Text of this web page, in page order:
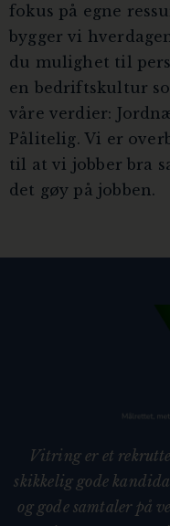
fokus på egne
bygger vi
du mulighet til
en bedriftskultur
våre verdier:
Pålitelig. Vi er
til at vi jobber bra
det gøy på jobben.
Vitring er et
skikkelig gode
og gode samtaler på